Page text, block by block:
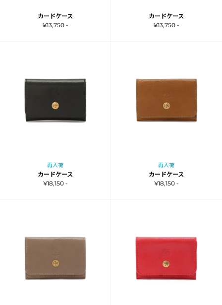
カードケース
¥13,750 -
カードケース
¥13,750 -
再入荷
カードケース
¥18,150 -
再入荷
カードケース
¥18,150 -